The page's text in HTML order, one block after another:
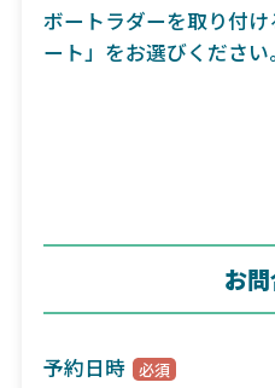
ボートラダーを取り付
ート」をお選びください。
お
予約日時